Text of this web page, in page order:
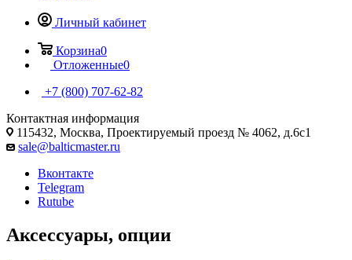
Личный кабинет
Корзина0
Отложенные0
+7 (800) 707-62-82
Контактная информация
115432, Москва, Проектируемый проезд № 4062, д.6с1
sale@balticmaster.ru
Вконтакте
Telegram
Rutube
Аксессуары, опции